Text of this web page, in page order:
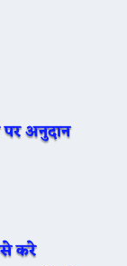
अनुदान
करे